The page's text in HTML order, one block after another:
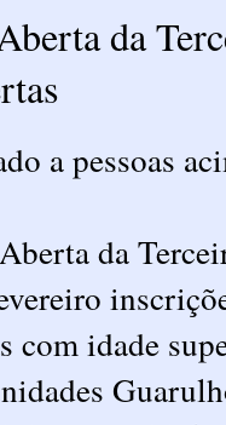
da
a pessoas
da
com idade